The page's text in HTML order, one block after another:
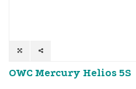
OWC Mercury Helios 5S